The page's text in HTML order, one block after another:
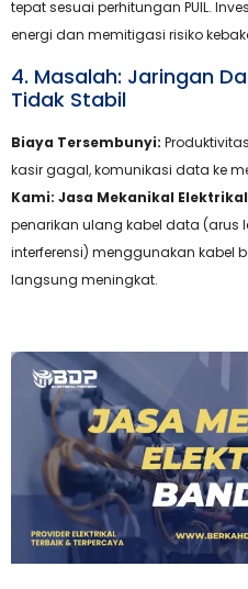
tepat sesuai perhitungan PUIL.
energi dan memitigasi risiko
4. Masalah: Jaringan
Tidak Stabil
Biaya Tersembunyi:
kasir gagal, komunikasi data ke
Kami: Jasa Mekanikal
penarikan ulang kabel data (arus
interferensi) menggunakan kabel
langsung meningkat.